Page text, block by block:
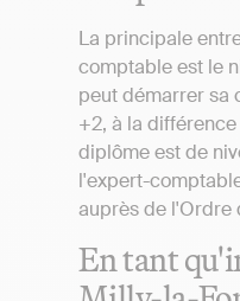
La principale
comptable est le
peut démarrer sa
+2, à la
diplôme est de
l'expert-
auprès de l'Ordre
En tant